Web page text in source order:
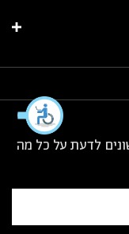
לדעת על כל מה